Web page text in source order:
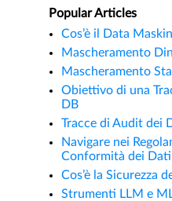
Popular Articles
Cos’è il Data
Mascheramento
Mascheramento
Obiettivo di una
DB
Tracce di Audit dei
Navigare nei
Conformità dei Dati
Cos’è la Sicurezza
Strumenti LLM e